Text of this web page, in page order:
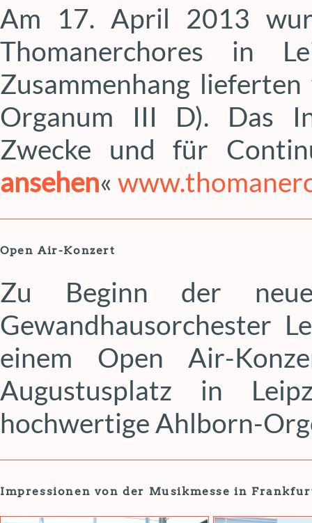
Am 17. April 2013
Thomanerchores in
Zusammenhang
Organum III D). Das
Zwecke und für
ansehen«
Open Air-Konzert
Zu Beginn der
Gewandhausorchester
einem Open Air-
Augustusplatz in
hochwertige Ahlborn-
Impressionen von der Musikmesse in